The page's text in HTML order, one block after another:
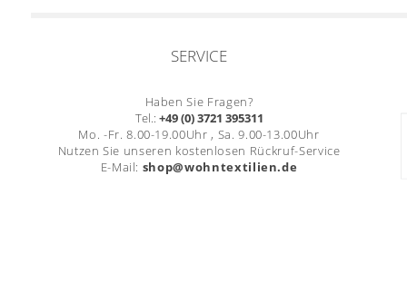
SERVICE
Haben Sie Fragen?
Tel.: +49 (0) 3721 395311
Mo. -Fr. 8.00-19.00Uhr , Sa. 9.00-13.00Uhr
Nutzen Sie unseren kostenlosen Rückruf-Service
E-Mail: shop@wohntextilien.de